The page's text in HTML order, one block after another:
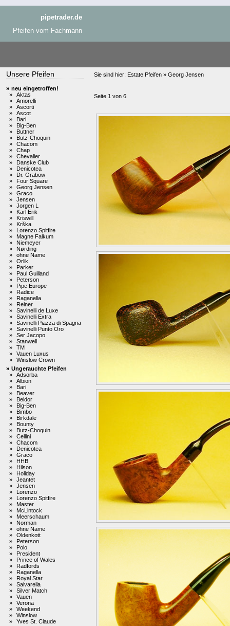
pipetrader.de
Pfeifen vom Fachmann
Unsere Pfeifen
» neu eingetroffen!
»
Aktas
»
Amorelli
»
Ascorti
»
Ascot
»
Bari
»
Big-Ben
»
Buttner
»
Butz-Choquin
»
Chacom
»
Chap
»
Chevalier
»
Danske Club
»
Denicotea
»
Dr. Grabow
»
Four Square
»
Georg Jensen
»
Graco
»
Jensen
»
Jorgen L
»
Karl Erik
»
Kriswill
»
Krška
»
Lorenzo Spitfire
»
Magne Falkum
»
Niemeyer
»
Nørding
»
ohne Name
»
Orlik
»
Parker
»
Paul Guilland
»
Peterson
»
Pipe Europe
»
Radice
»
Raganella
»
Reiner
»
Savinelli de Luxe
»
Savinelli Extra
»
Savinelli Piazza di Spagna
»
Savinelli Punto Oro
»
Ser Jacopo
»
Stanwell
»
TM
»
Vauen Luxus
»
Winslow Crown
» Ungerauchte Pfeifen
»
Adsorba
»
Albion
»
Bari
»
Beaver
»
Beldor
»
Big-Ben
»
Bimbo
»
Birkdale
»
Bounty
»
Butz-Choquin
»
Cellini
»
Chacom
»
Denicotea
»
Graco
»
HHB
»
Hilson
»
Holiday
»
Jeantet
»
Jensen
»
Lorenzo
»
Lorenzo Spitfire
»
Master
»
McLintock
»
Meerschaum
»
Norman
»
ohne Name
»
Oldenkott
»
Peterson
»
Polo
»
President
»
Prince of Wales
»
Radfords
»
Raganella
»
Royal Star
»
Salvarella
»
Silver Match
»
Vauen
»
Verona
»
Weekend
»
Winslow
»
Yves St. Claude
Sie sind hier: Estate Pfeifen » Georg Jensen
Seite 1 von 6